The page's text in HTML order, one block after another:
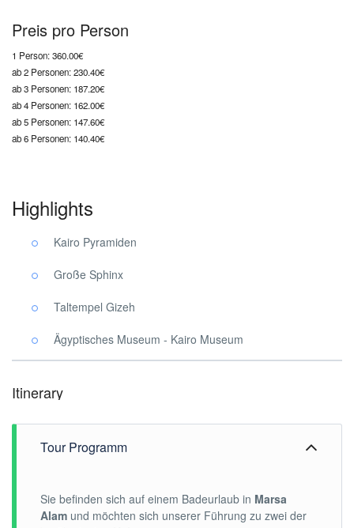
Preis pro Person
1 Person:360.00€
ab 2 Personen:230.40€
ab 3 Personen: 187.20€
ab 4 Personen: 162.00€
ab 5 Personen: 147.60€
ab 6 Personen: 140.40€
Highlights
Kairo Pyramiden
Große Sphinx
Taltempel Gizeh
Ägyptisches Museum - Kairo Museum
Itinerary
Tour Programm
Sie befinden sich auf einem Badeurlaub in Marsa
Alam und möchten sich unserer Führung zu zwei der